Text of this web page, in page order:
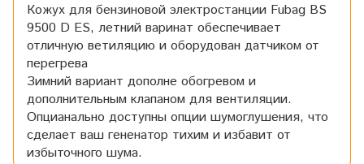
Кожух для бензиновой электростанции Fubag BS
9500 D ES, летний варинат обеспечивает
отличную ветиляцию и оборудован датчиком от
перегрева
Зимний вариант дополне обогревом и
дополнительным клапаном для вентиляции.
Опцианально доступны опции шумоглушения, что
сделает ваш гененатор тихим и избавит от
избыточного шума.